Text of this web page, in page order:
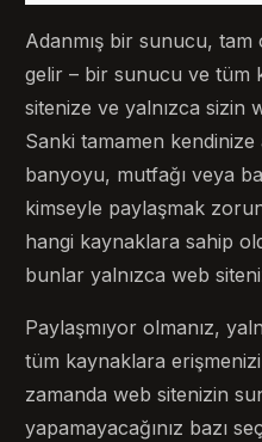
Adanmış bir sunucu,
gelir – bir sunucu ve tüm
sitenize ve yalnızca sizin
Sanki tamamen
banyoyu, mutfağı veya
kimseyle paylaşmak
hangi kaynaklara sahip
bunlar yalnızca web
Paylaşmıyor olmanız,
tüm kaynaklara
zamanda web sitenizin
yapamayacağınız bazı